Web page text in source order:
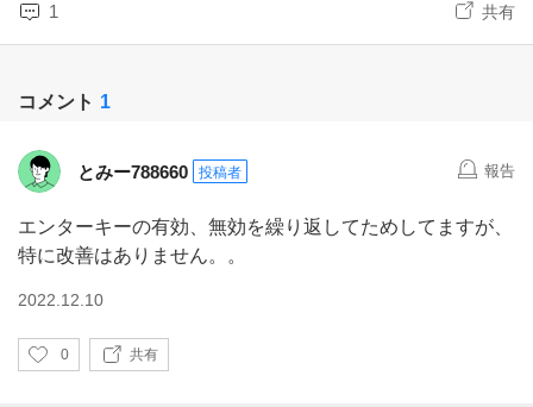
1 共有
コメント 1
とみー788660 投稿者 報告
エンターキーの有効、無効を繰り返してためしてますが、
特に改善はありません。。
2022.12.10
い
0 共有